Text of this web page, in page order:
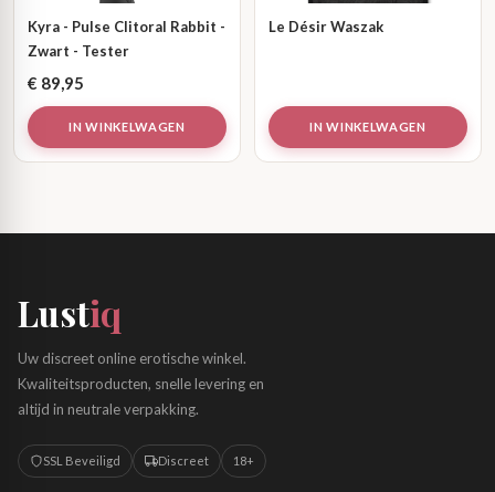
Kyra - Pulse Clitoral Rabbit -
Zwart - Tester
€ 89,95
IN WINKELWAGEN
Le Désir Waszak
IN WINKELWAGEN
Lustiq
Uw discreet online erotische winkel.
Kwaliteitsproducten, snelle levering en
altijd in neutrale verpakking.
SSL Beveiligd Discreet 18+